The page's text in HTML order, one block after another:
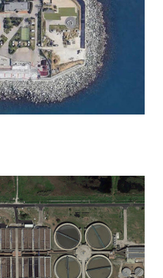
di Punta Vagno
depurazione di
Regi Lagni